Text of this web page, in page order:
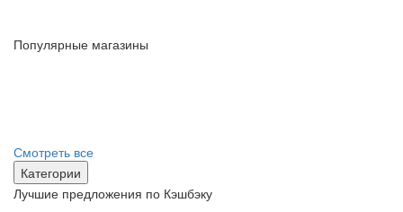
Популярные магазины
Смотреть все
Категории
Лучшие предложения по Кэшбэку